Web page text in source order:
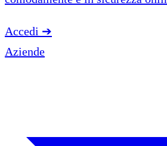
Accedi ➔
Aziende